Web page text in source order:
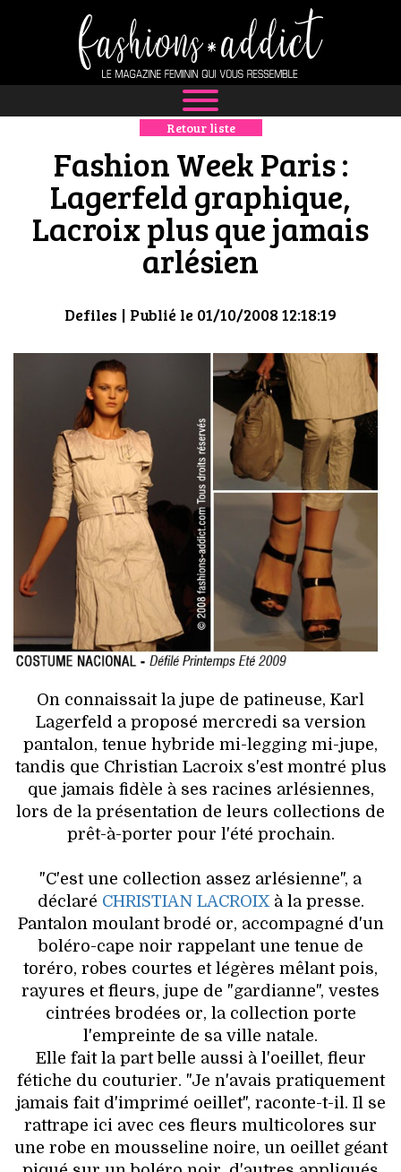
NEWS
MODE
LUXE
DÉFILÉS
BOUTIQUE
CULTURE
HIGH TECH
MAISON
AUTO
LIEUX TENDANCES
BEAUTÉ
MODE DE RUE
JEUNES CRÉATEURS
HISTOIRE DES MARQUES
DÉCO
VOYAGES & LOISIRS
Retour liste
Fashion Week Paris :
Lagerfeld graphique,
Lacroix plus que jamais
arlésien
Defiles | Publié le 01/10/2008 12:18:19
On connaissait la jupe de patineuse, Karl
Lagerfeld a proposé mercredi sa version
pantalon, tenue hybride mi-legging mi-jupe,
tandis que Christian Lacroix s'est montré plus
que jamais fidèle à ses racines arlésiennes,
lors de la présentation de leurs collections de
prêt-à-porter pour l'été prochain.
"C'est une collection assez arlésienne", a
déclaré CHRISTIAN LACROIXà la presse.
Pantalon moulant brodé or, accompagné d'un
boléro-cape noir rappelant une tenue de
toréro, robes courtes et légères mêlant pois,
rayures et fleurs, jupe de "gardianne", vestes
cintrées brodées or, la collection porte
l'empreinte de sa ville natale.
Elle fait la part belle aussi à l'oeillet, fleur
fétiche du couturier. "Je n'avais pratiquement
jamais fait d'imprimé oeillet", raconte-t-il. Il se
rattrape ici avec ces fleurs multicolores sur
une robe en mousseline noire, un oeillet géant